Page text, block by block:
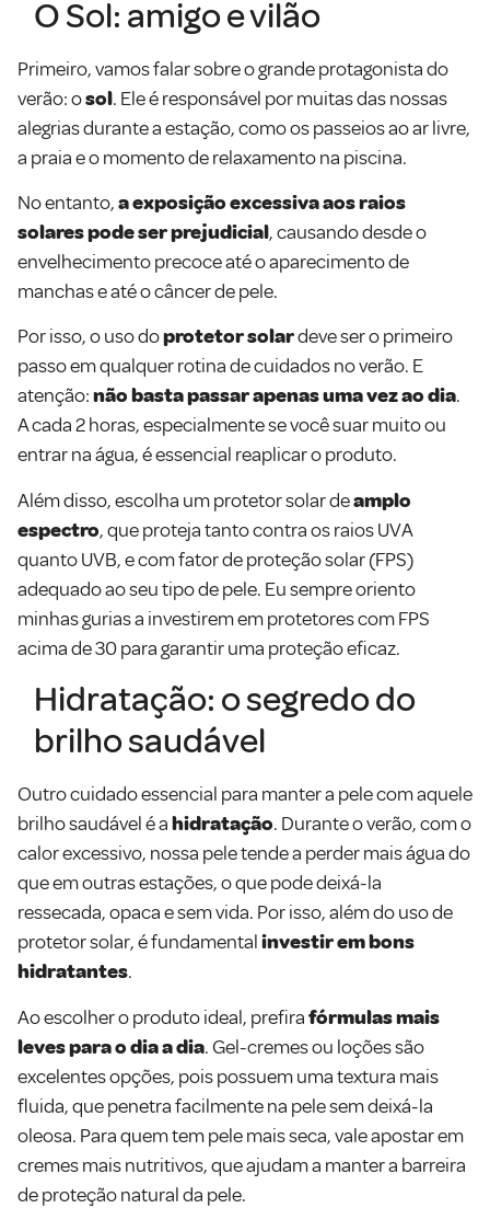
O Sol: amigo e vilão
Primeiro, vamos falar sobre o grande protagonista do
verão: osol. Ele é responsável por muitas das nossas
alegrias durante a estação, como os passeios ao ar livre,
a praia e o momento de relaxamento na piscina.
No entanto,a exposição excessiva aos raios
solares pode ser prejudicial, causando desde o
envelhecimento precoce até o aparecimento de
manchas e até o câncer de pele.
Por isso, o uso doprotetor solardeve ser o primeiro
passo em qualquer rotina de cuidados no verão. E
atenção:não basta passar apenas uma vez ao dia.
A cada 2 horas, especialmente se você suar muito ou
entrar na água, é essencial reaplicar o produto.
Além disso, escolha um protetor solar deamplo
espectro, que proteja tanto contra os raios UVA
quanto UVB, e com fator de proteção solar (FPS)
adequado ao seu tipo de pele. Eu sempre oriento
minhas gurias a investirem em protetores com FPS
acima de 30 para garantir uma proteção eficaz.
Hidratação: o segredo do
brilho saudável
Outro cuidado essencial para manter a pele com aquele
brilho saudável é ahidratação. Durante o verão, com o
calor excessivo, nossa pele tende a perder mais água do
que em outras estações, o que pode deixá-la
ressecada, opaca e sem vida. Por isso, além do uso de
protetor solar, é fundamentalinvestir em bons
hidratantes.
Ao escolher o produto ideal, prefirafórmulas mais
leves para o dia a dia. Gel-cremes ou loções são
excelentes opções, pois possuem uma textura mais
fluida, que penetra facilmente na pele sem deixá-la
oleosa. Para quem tem pele mais seca, vale apostar em
cremes mais nutritivos, que ajudam a manter a barreira
de proteção natural da pele.